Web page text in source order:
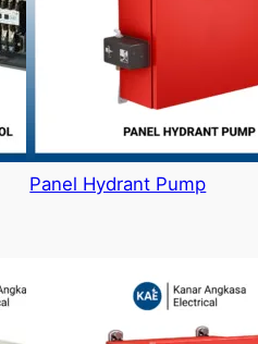
Panel Hydrant Pump